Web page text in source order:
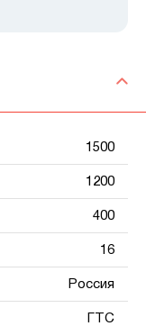
1500
1200
400
16
Россия
ГТС